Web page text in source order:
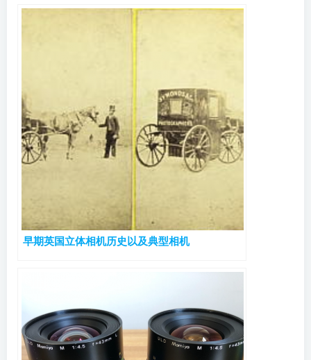
早期英国立体相机历史以及典型相机